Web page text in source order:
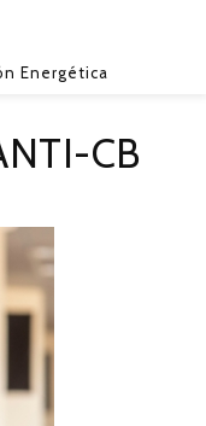
Energética
CB